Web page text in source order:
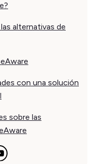
alternativas de
con una solución
sobre las